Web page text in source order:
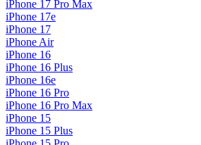
iPhone 17 Pro Max
iPhone 17e
iPhone 17
iPhone Air
iPhone 16
iPhone 16 Plus
iPhone 16e
iPhone 16 Pro
iPhone 16 Pro Max
iPhone 15
iPhone 15 Plus